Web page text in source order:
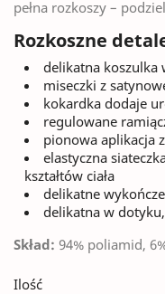
pełna rozkoszy –
Rozkoszne
delikatna koszulka
miseczki z
kokardka dodaje
regulowane
pionowa aplikacja
elastyczna
kształtów ciała
delikatne
delikatna w
Skład: 94% poliamid,
Ilość